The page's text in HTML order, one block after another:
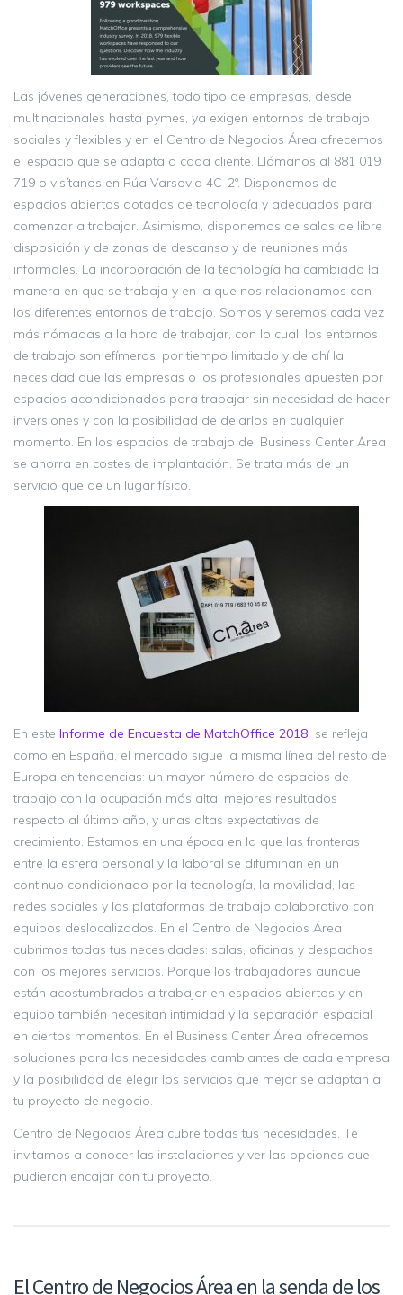
Las jóvenes generaciones, todo tipo de empresas, desde
multinacionales hasta pymes, ya exigen entornos de trabajo
sociales y flexibles y en el Centro de Negocios Área ofrecemos
el espacio que se adapta a cada cliente. Llámanos al 881 019
719 o visítanos en Rúa Varsovia 4C-2º. Disponemos de
espacios abiertos dotados de tecnología y adecuados para
comenzar a trabajar. Asimismo, disponemos de salas de libre
disposición y de zonas de descanso y de reuniones más
informales. La incorporación de la tecnología ha cambiado la
manera en que se trabaja y en la que nos relacionamos con
los diferentes entornos de trabajo. Somos y seremos cada vez
más nómadas a la hora de trabajar, con lo cual, los entornos
de trabajo son efímeros, por tiempo limitado y de ahí la
necesidad que las empresas o los profesionales apuesten por
espacios acondicionados para trabajar sin necesidad de hacer
inversiones y con la posibilidad de dejarlos en cualquier
momento. En los espacios de trabajo del Business Center Área
se ahorra en costes de implantación. Se trata más de un
servicio que de un lugar físico.
En este Informe de Encuesta de MatchOffice 2018 se refleja
como en España, el mercado sigue la misma línea del resto de
Europa en tendencias: un mayor número de espacios de
trabajo con la ocupación más alta, mejores resultados
respecto al último año, y unas altas expectativas de
crecimiento. Estamos en una época en la que las fronteras
entre la esfera personal y la laboral se difuminan en un
continuo condicionado por la tecnología, la movilidad, las
redes sociales y las plataformas de trabajo colaborativo con
equipos deslocalizados. En el Centro de Negocios Área
cubrimos todas tus necesidades: salas, oficinas y despachos
con los mejores servicios. Porque los trabajadores aunque
están acostumbrados a trabajar en espacios abiertos y en
equipo también necesitan intimidad y la separación espacial
en ciertos momentos. En el Business Center Área ofrecemos
soluciones para las necesidades cambiantes de cada empresa
y la posibilidad de elegir los servicios que mejor se adaptan a
tu proyecto de negocio.
Centro de Negocios Área cubre todas tus necesidades. Te
invitamos a conocer las instalaciones y ver las opciones que
pudieran encajar con tu proyecto.
El Centro de Negocios Área en la senda de los